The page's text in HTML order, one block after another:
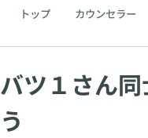
トップ カウンセラー
バツ１さん
う